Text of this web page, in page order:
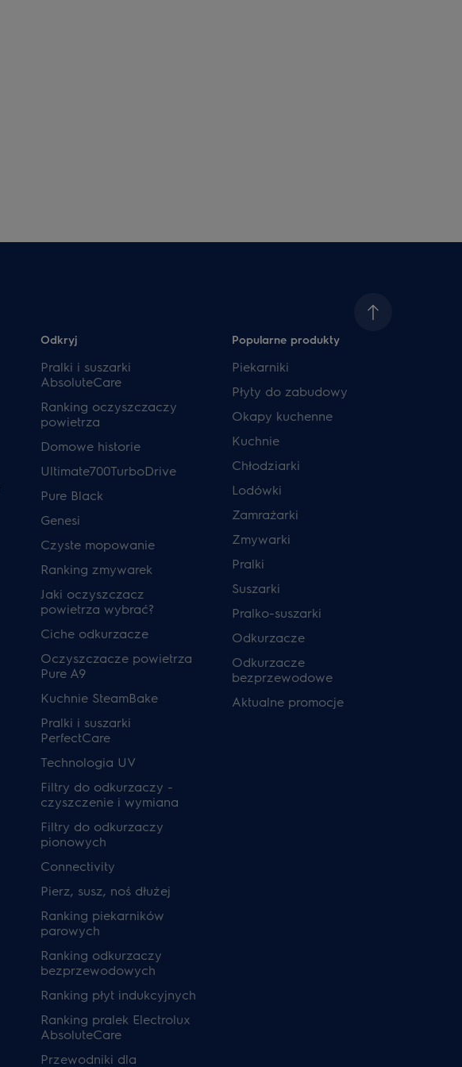
Odkryj
Pralki i suszarki
AbsoluteCare
Ranking oczyszczaczy
powietrza
Domowe historie
Ultimate700TurboDrive
Pure Black
Genesi
Czyste mopowanie
Ranking zmywarek
Jaki oczyszczacz
powietrza wybrać?
Ciche odkurzacze
Oczyszczacze powietrza
Pure A9
Kuchnie SteamBake
Pralki i suszarki
PerfectCare
Technologia UV
Filtry do odkurzaczy -
czyszczenie i wymiana
Filtry do odkurzaczy
pionowych
Connectivity
Pierz, susz, noś dłużej
Ranking piekarników
parowych
Ranking odkurzaczy
bezprzewodowych
Ranking płyt indukcyjnych
Ranking pralek Electrolux
AbsoluteCare
Przewodniki dla
Popularne produkty
Piekarniki
Płyty do zabudowy
Okapy kuchenne
Kuchnie
Chłodziarki
Lodówki
Zamrażarki
Zmywarki
Pralki
Suszarki
Pralko-suszarki
Odkurzacze
Odkurzacze
bezprzewodowe
Aktualne promocje